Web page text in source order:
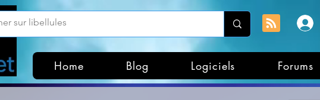
Home Blog Logiciels Forums